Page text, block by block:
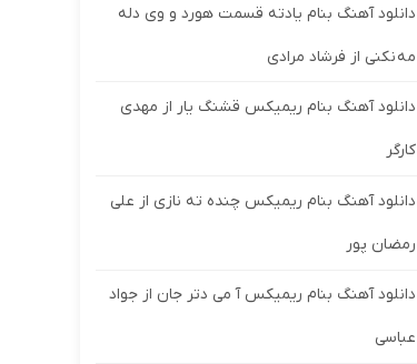
دانلود آهنگ بنام یادته قسمت هورد و وی دله
مه نکنی از فرشاد مرادی
دانلود آهنگ بنام ریمیکس قشنگ یار از مهدی
کارگر
دانلود آهنگ بنام ریمیکس چنده ته نازی از علی
رمضان پور
دانلود آهنگ بنام ریمیکس آ می دتر جان از جواد
عباسی